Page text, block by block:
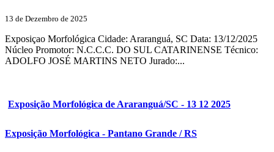
13 de Dezembro de 2025
Exposiçao Morfológica Cidade: Araranguá, SC Data: 13/12/2025
Núcleo Promotor: N.C.C.C. DO SUL CATARINENSE Técnico:
ADOLFO JOSÉ MARTINS NETO Jurado:...
Exposição Morfológica de Araranguá/SC - 13 12 2025
Exposição Morfológica - Pantano Grande / RS